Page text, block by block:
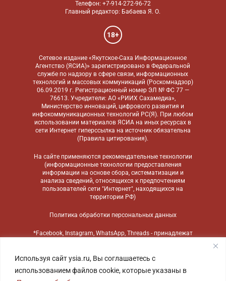
Используя сайт ysia.ru, Вы соглашаетесь с
использованием файлов cookie, которые указаны в
Телефон: +7-914-272-96-72
Главный редактор: Бабаева Я. О.
18+
Сетевое издание «Якутское-Саха Информационное
Агентство (ЯСИА)» зарегистрировано в Федеральной
службе по надзору в сфере связи, информационных
технологий и массовых коммуникаций (Роскомнадзор)
06.09.2019 г. Регистрационный номер ЭЛ № ФС 77 —
76613. Учредители: АО «РИИХ Сахамедиа»,
Министерство инноваций, цифрового развития и
инфокоммуникационных технологий РС(Я). При любом
использовании материалов ЯСИА на иных ресурсах в
сети Интернет гиперссылка на источник обязательна
(Правила цитирования).
На сайте применяются рекомендательные технологии
(информационные технологии предоставления
информации на основе сбора, систематизации и
анализа сведений, относящихся к предпочтениям
пользователей сети "Интернет", находящихся на
территории РФ)
Политика обработки персональных данных
*Facebook, Instagram, WhatsApp, Threads - принадлежат